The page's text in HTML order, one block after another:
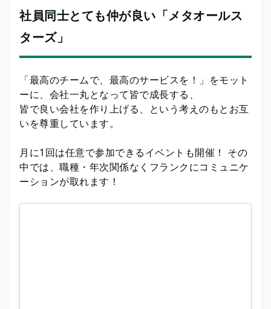
社員同士とても仲が良い「メタオールス
ターズ」
「最高のチームで、最高のサービスを！」をモット
ーに、会社一丸となって皆で成長する、
皆で良い会社を作り上げる、という考えのもとお互
いを尊重しています。
月に1回は任意で参加できるイベントも開催！ その
中では、職種・年次関係なくフランクにコミュニケ
ーションが取れます！